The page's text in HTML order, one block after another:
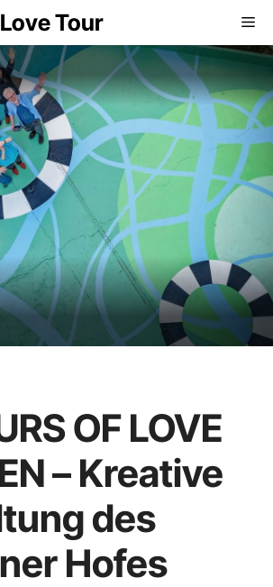
Tour
OF LOVE
– Kreative
des
Hofes